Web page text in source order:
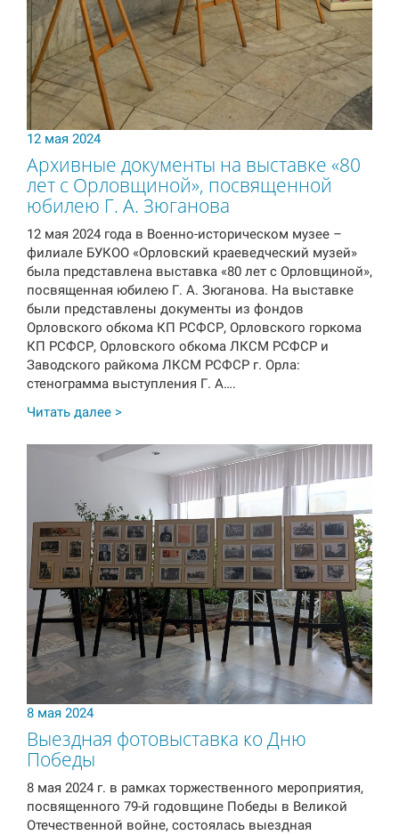
12 мая 2024
Архивные документы на выставке «80
лет с Орловщиной», посвященной
юбилею Г. А. Зюганова
12 мая 2024 года в Военно-историческом музее –
филиале БУКОО «Орловский краеведческий музей»
была представлена выставка «80 лет с Орловщиной»,
посвященная юбилею Г. А. Зюганова. На выставке
были представлены документы из фондов
Орловского обкома КП РСФСР, Орловского горкома
КП РСФСР, Орловского обкома ЛКСМ РСФСР и
Заводского райкома ЛКСМ РСФСР г. Орла:
стенограмма выступления Г. А….
Читать далее >
8 мая 2024
Выездная фотовыставка ко Дню
Победы
8 мая 2024 г. в рамках торжественного мероприятия,
посвященного 79-й годовщине Победы в Великой
Отечественной войне, состоялась выездная